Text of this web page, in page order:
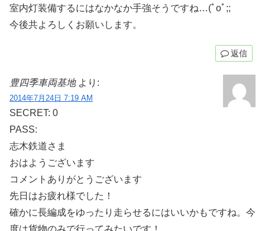
室内灯装備するにはなかなか手強そうですね…(ﾟoﾟ;;
今後共よろしくお願いします。
返信
豊四季車両基地 より:
2014年7月24日 7:19 AM
SECRET: 0
PASS:
志木鉄道さま
おはようございます
コメントありがとうございます
先日はお疲れ様でした！
確かに長編成をゆったり走らせるにはいいかもですね。今
度は貨物のみで行ってみたいです！